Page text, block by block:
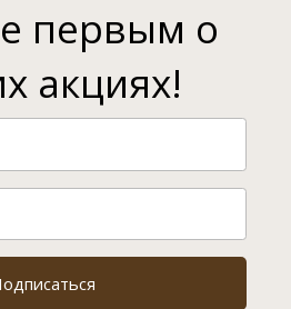
первым о
акциях!